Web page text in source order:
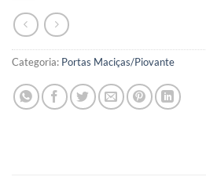
Categoria: Portas Maciças/Piovante